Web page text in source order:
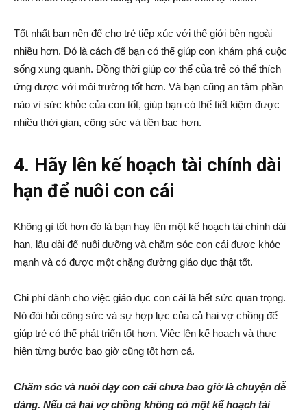
Tốt nhất bạn nên để cho trẻ tiếp xúc với thế giới bên ngoài
nhiều hơn. Đó là cách để bạn có thể giúp con khám phá cuộc
sống xung quanh. Đồng thời giúp cơ thể của trẻ có thể thích
ứng được với môi trường tốt hơn. Và bạn cũng an tâm phần
nào vì sức khỏe của con tốt, giúp bạn có thể tiết kiệm được
nhiều thời gian, công sức và tiền bạc hơn.
4. Hãy lên kế hoạch tài chính dài
hạn để nuôi con cái
Không gì tốt hơn đó là bạn hay lên một kế hoạch tài chính dài
hạn, lâu dài để nuôi dưỡng và chăm sóc con cái được khỏe
mạnh và có được một chặng đường giáo dục thật tốt.
Chi phí dành cho việc giáo dục con cái là hết sức quan trọng.
Nó đòi hỏi công sức và sự hợp lực của cả hai vợ chồng để
giúp trẻ có thể phát triển tốt hơn. Việc lên kế hoạch và thực
hiện từng bước bao giờ cũng tốt hơn cả.
Chăm sóc và nuôi dạy con cái chưa bao giờ là chuyện dễ
dàng. Nếu cả hai vợ chồng không có một kế hoạch tài